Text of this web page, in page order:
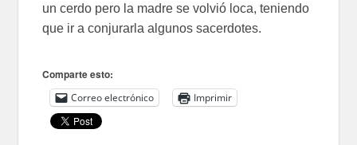
un cerdo pero la madre se volvió loca, teniendo
que ir a conjurarla algunos sacerdotes.
Comparte esto:
Correo electrónico Imprimir